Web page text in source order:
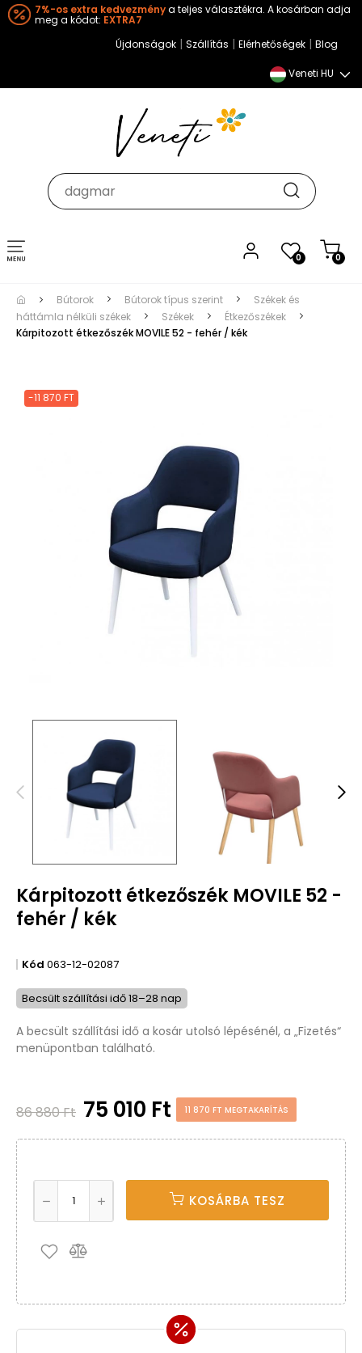
7%-os extra kedvezménya teljes választékra. A kosárban adja
meg a kódot: EXTRA7
Újdonságok | Szállítás | Elérhetőségek | Blog
Veneti HU
0 0
Toggle
navigation
Bútorok Bútorok típus szerint
Székek és
háttámla nélküli székek
Székek
Étkezőszékek
Kárpitozott étkezőszék MOVILE 52 - fehér / kék
-11 870 FT
Kárpitozott étkezőszék MOVILE 52 -
fehér / kék
Kód 063-12-02087
Becsült szállítási idő 18–28 nap
A becsült szállítási idő a kosár utolsó lépésénél, a „Fizetés“
menüpontban található.
86 880 Ft 75 010 Ft 11 870 FT MEGTAKARÍTÁS
KOSÁRBA TESZ